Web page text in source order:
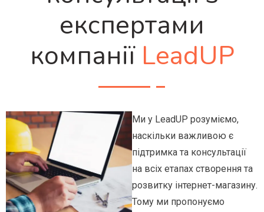
експертами
компаніїLeadUP
Ми у LeadUP розуміємо,
наскільки важливою є
підтримка та консультації
на всіх етапах створення та
розвитку інтернет-магазину.
Тому ми пропонуємо